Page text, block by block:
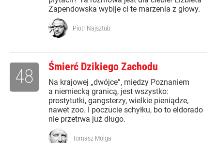
Zapendowska wybije ci te marzenia z głowy.
Piotr Najsztub
Śmierć Dzikiego Zachodu
Na krajowej „dwójce”, między Poznaniem
a niemiecką granicą, jest wszystko:
prostytutki, gangsterzy, wielkie pieniądze,
nawet zoo. I poczucie schyłku, bo to eldorado
nie przetrwa już długo.
48
Tomasz Molga